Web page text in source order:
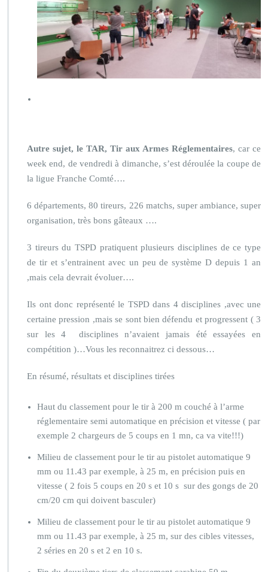
Autre sujet, le TAR, Tir aux Armes Réglementaires, car ce
week end, de vendredi à dimanche, s’est déroulée la coupe de
la ligue Franche Comté….
6 départements, 80 tireurs, 226 matchs, super ambiance, super
organisation, très bons gâteaux ….
3 tireurs du TSPD pratiquent plusieurs disciplines de ce type
de tir et s’entrainent avec un peu de système D depuis 1 an
,mais cela devrait évoluer….
Ils ont donc représenté le TSPD dans 4 disciplines ,avec une
certaine pression ,mais se sont bien défendu et progressent ( 3
sur les 4 disciplines n’avaient jamais été essayées en
compétition )…Vous les reconnaitrez ci dessous…
En résumé, résultats et disciplines tirées
Haut du classement pour le tir à 200 m couché à l’arme
réglementaire semi automatique en précision et vitesse ( par
exemple 2 chargeurs de 5 coups en 1 mn, ca va vite!!!)
Milieu de classement pour le tir au pistolet automatique 9
mm ou 11.43 par exemple, à 25 m, en précision puis en
vitesse ( 2 fois 5 coups en 20 s et 10 s sur des gongs de 20
cm/20 cm qui doivent basculer)
Milieu de classement pour le tir au pistolet automatique 9
mm ou 11.43 par exemple, à 25 m, sur des cibles vitesses,
2 séries en 20 s et 2 en 10 s.